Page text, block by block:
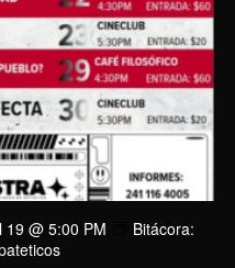
19 @ 5:00 PM
Bitácora: